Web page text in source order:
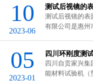
10
2023-06
测试后视镜的
测试后视镜的表
有限公司是惠州
05
2023-01
四川环刚度测
四川自贡家兴
能材料试验机（
在塑料工业